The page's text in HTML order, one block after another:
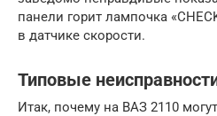
панели горит лампочка
в датчике скорости.
Типовые
Итак, почему на ВАЗ 2110